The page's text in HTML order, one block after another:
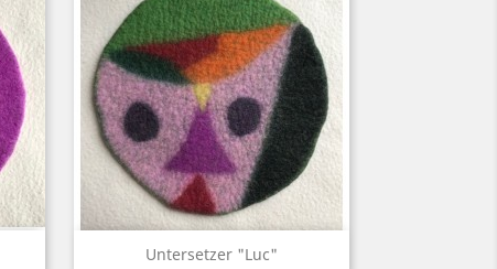
Untersetzer "Luc"
Vorschau